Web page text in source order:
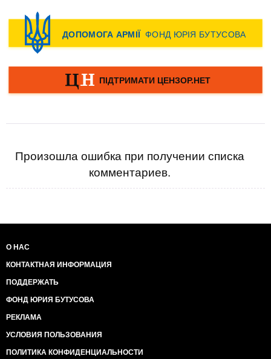
Произошла ошибка при получении списка
комментариев.
О НАС
КОНТАКТНАЯ ИНФОРМАЦИЯ
ПОДДЕРЖАТЬ
ФОНД ЮРИЯ БУТУСОВА
РЕКЛАМА
УСЛОВИЯ ПОЛЬЗОВАНИЯ
ПОЛИТИКА КОНФИДЕНЦИАЛЬНОСТИ